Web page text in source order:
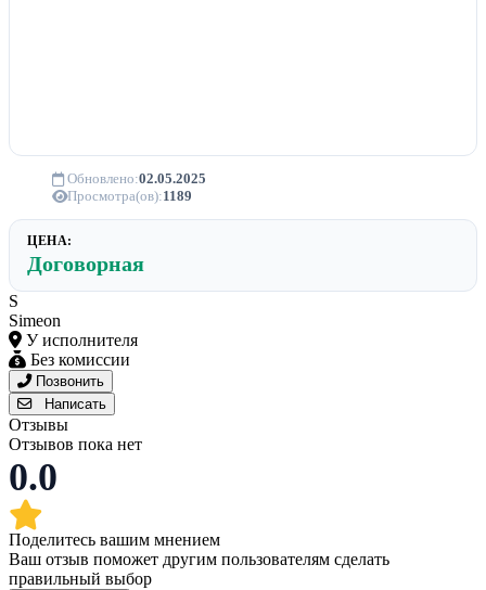
Обновлено:02.05.2025
Просмотра(ов):1189
ЦЕНА:
Договорная
S
Simeon
У исполнителя
Без комиссии
Позвонить
Написать
Отзывы
Отзывов пока нет
0.0
Поделитесь вашим мнением
Ваш отзыв поможет другим пользователям сделать
правильный выбор